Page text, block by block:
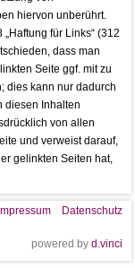
hiervon unberührt.
für Links“ (312
dass man
Seite ggf. mit zu
dies kann nur dadurch
diesen Inhalten
von allen
und verweist darauf,
gelinkten Seiten hat,
Datenschutz
powered by d.vinci